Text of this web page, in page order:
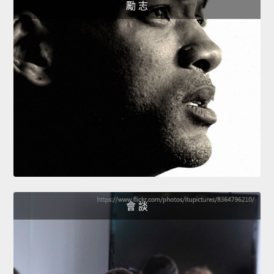
勵 志
會 談